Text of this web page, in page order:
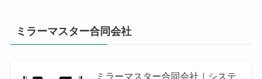
ミラーマスター合同会社
ミラーマスター合同会社｜システ